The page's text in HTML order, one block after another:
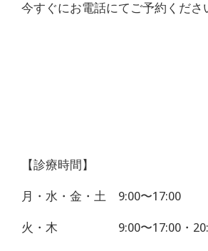
今すぐにお電話にてご予約くださ
【診療時間】
月・水・金・土 9:00〜17:00
火・木 9:00〜17:00・